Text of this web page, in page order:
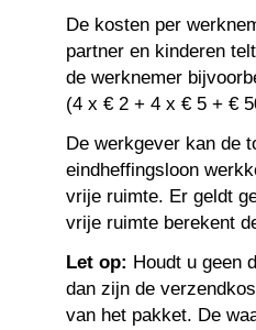
De kosten per
partner en kinderen
de werknemer
(4 x € 2 + 4 x € 5 + €
De werkgever kan de
eindheffingsloon
vrije ruimte. Er geldt
vrije ruimte berekent
Let op: Houdt u geen
dan zijn de
van het pakket. De